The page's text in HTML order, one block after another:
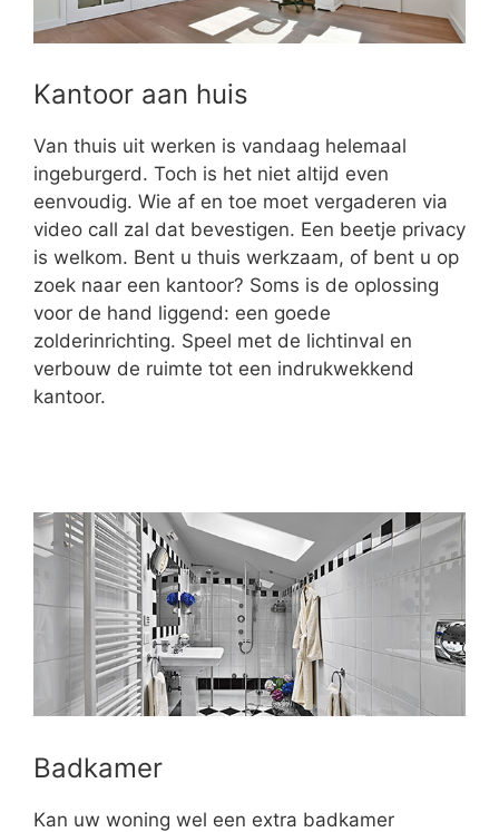
Kantoor aan huis
Van thuis uit werken is vandaag helemaal
ingeburgerd. Toch is het niet altijd even
eenvoudig. Wie af en toe moet vergaderen via
video call zal dat bevestigen. Een beetje privacy
is welkom. Bent u thuis werkzaam, of bent u op
zoek naar een kantoor? Soms is de oplossing
voor de hand liggend: een goede
zolderinrichting. Speel met de lichtinval en
verbouw de ruimte tot een indrukwekkend
kantoor.
Badkamer
Kan uw woning wel een extra badkamer